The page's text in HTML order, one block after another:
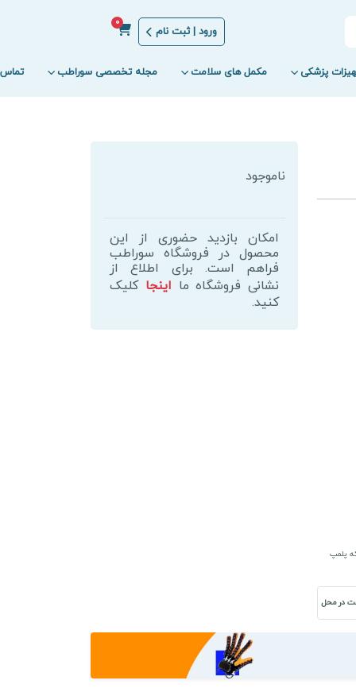
ورود | ثبت نام
0
پزشکی مکمل های سلامت مجله تخصصی سوراطب تماس
پلمپ
در محل
ناموجود
امکان بازدید حضوری از این
محصول در فروشگاه سوراطب
فراهم است. برای اطلاع از
نشانی فروشگاه ما اینجا کلیک
کنید.